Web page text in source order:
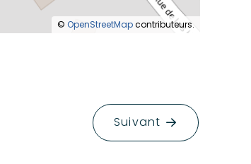
© OpenStreetMapcontributeurs.
Suivant